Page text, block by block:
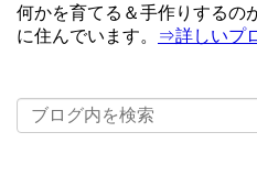
何かを育てる＆手作りするの
に住んでいます。
⇒詳しいプ